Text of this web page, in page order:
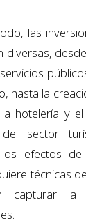
las
diversas,
hasta la
hotelería y
del sector
los efectos
técnicas
capturar la